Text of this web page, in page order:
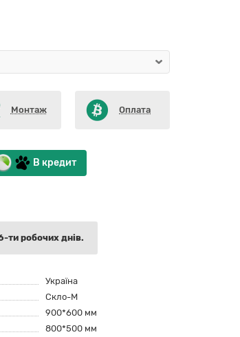
Монтаж Оплата
В кредит
ти робочих днів.
Україна
Скло-М
900*600 мм
800*500 мм